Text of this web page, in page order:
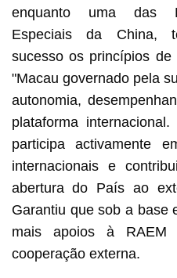
enquanto uma das
Especiais da China,
sucesso os princípios
"Macau governado pela
autonomia,
plataforma
participa activamente
internacionais e
abertura do País ao
Garantiu que sob a base
mais apoios à RAEM
cooperação externa.